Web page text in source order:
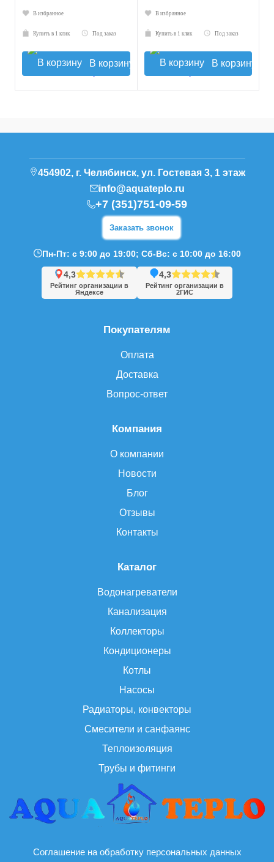
В избранное
Купить в 1 клик Под заказ
В корзину
В избранное
Купить в 1 клик Под заказ
В корзину
Каталог
Водонагреватели
Канализация
Коллекторы
Кондиционеры
Котлы
Насосы
Радиаторы, конвекторы
Смесители и санфаянс
Теплоизоляция
Трубы и фитинги
Компания
О компании
Новости
Блог
Отзывы
Контакты
Покупателям
Оплата
Доставка
Вопрос-ответ
454902, г. Челябинск, ул. Гостевая 3, 1 этаж
info@aquateplo.ru
+7 (351)751-09-59
Заказать звонок
Пн-Пт: с 9:00 до 19:00; Сб-Вс: с 10:00 до 16:00
4,3
Рейтинг организации в
Яндексе
4,3
Рейтинг организации в
2ГИС
Соглашение на обработку персональных данных